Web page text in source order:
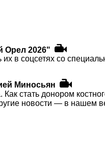
Орел 2026"
в соцсетях со
Миносьян
стать донором
новости — в нашем